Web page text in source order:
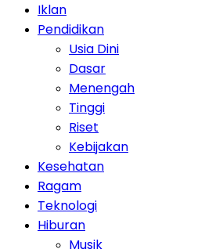
Iklan
Pendidikan
Usia Dini
Dasar
Menengah
Tinggi
Riset
Kebijakan
Kesehatan
Ragam
Teknologi
Hiburan
Musik